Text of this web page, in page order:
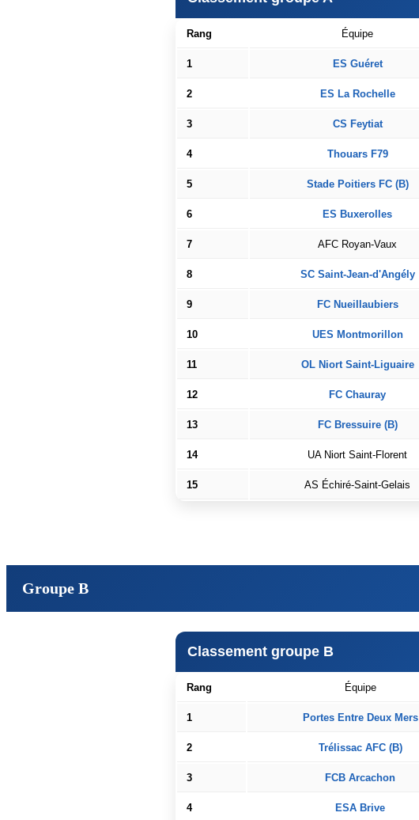
Rang Équipe
1 ES Guéret
2 ES La Rochelle
3 CS Feytiat
4 Thouars F79
5 Stade Poitiers FC (B)
6 ES Buxerolles
7 AFC Royan-Vaux
8 SC Saint-Jean-d'Angély
9 FC Nueillaubiers
10 UES Montmorillon
11 OL Niort Saint-Liguaire
12 FC Chauray
13 FC Bressuire (B)
14 UA Niort Saint-Florent
15 AS Échiré-Saint-Gelais
Groupe B
Classement groupe B
Rang Équipe
1 Portes Entre Deux Mers
2 Trélissac AFC (B)
3 FCB Arcachon
4 ESA Brive